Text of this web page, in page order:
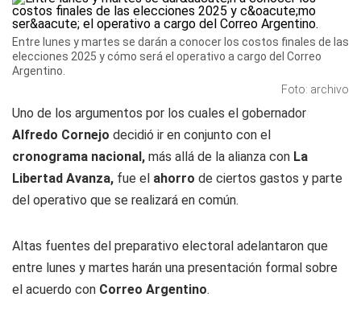
Entre lunes y martes se darán a conocer los costos finales de las
elecciones 2025 y cómo será el operativo a cargo del Correo
Argentino.
Foto: archivo
Uno de los argumentos por los cuales el gobernador
Alfredo Cornejo decidió ir en conjunto con el
cronograma nacional, más allá de la alianza con La
Libertad Avanza, fue el ahorro de ciertos gastos y parte
del operativo que se realizará en común.
Altas fuentes del preparativo electoral adelantaron que
entre lunes y martes harán una presentación formal sobre
el acuerdo con Correo Argentino.